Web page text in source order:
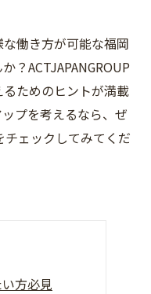
働き方が可能な福岡
？ACTJAPANGROUP
ためのヒントが満載
プを考えるなら、ぜ
チェックしてみてくだ
方必見